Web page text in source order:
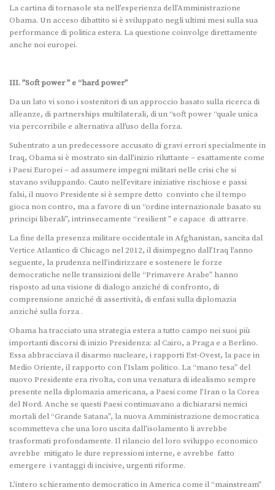
La cartina di tornasole sta nell’esperienza dell’Amministrazione
Obama. Un acceso dibattito si è sviluppato negli ultimi mesi sulla sua
performance di politica estera. La questione coinvolge direttamente
anche noi europei.
III. ”Soft power ” e “hard power”
Da un lato vi sono i sostenitori di un approccio basato sulla ricerca di
alleanze, di partnerships multilaterali, di un “soft power “quale unica
via percorribile e alternativa all’uso della forza.
Subentrato a un predecessore accusato di gravi errori specialmente in
Iraq, Obama si è mostrato sin dall’inizio riluttante – esattamente come
i Paesi Europei – ad assumere impegni militari nelle crisi che si
stavano sviluppando. Cauto nell’evitare iniziative rischiose e passi
falsi, il nuovo Presidente si è sempre detto convinto che il tempo
gioca non contro, ma a favore di un “ordine internazionale basato su
principi liberali”, intrinsecamente “resilient ” e capace di attrarre.
La fine della presenza militare occidentale in Afghanistan, sancita dal
Vertice Atlantico di Chicago nel 2012, il disimpegno dall’Iraq l’anno
seguente, la prudenza nell’indirizzare e sostenere le forze
democratiche nelle transizioni delle “Primavere Arabe” hanno
risposto ad una visione di dialogo anziché di confronto, di
comprensione anziché di assertività, di enfasi sulla diplomazia
anziché sulla forza .
Obama ha tracciato una strategia estera a tutto campo nei suoi più
importanti discorsi di inizio Presidenza: al Cairo, a Praga e a Berlino.
Essa abbracciava il disarmo nucleare, i rapporti Est-Ovest, la pace in
Medio Oriente, il rapporto con l’Islam politico. La “mano tesa” del
nuovo Presidente era rivolta, con una venatura di idealismo sempre
presente nella diplomazia americana, a Paesi come l’Iran o la Corea
del Nord. Anche se questi Paesi continuavano a dichiararsi nemici
mortali del “Grande Satana”, la nuova Amministrazione democratica
scommetteva che una loro uscita dall’isolamento li avrebbe
trasformati profondamente. Il rilancio del loro sviluppo economico
avrebbe mitigato le dure repressioni interne, e avrebbe fatto
emergere i vantaggi di incisive, urgenti riforme.
L’intero schieramento democratico in America come il “mainstream”